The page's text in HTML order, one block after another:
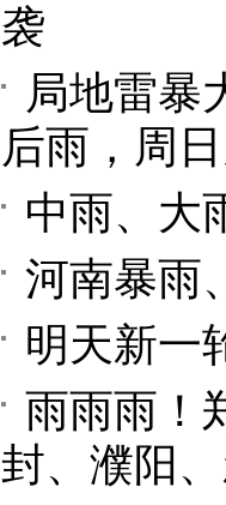
袭
局地雷暴
后雨，周
中雨、大
河南暴雨
明天新一
雨雨雨！
封、濮阳